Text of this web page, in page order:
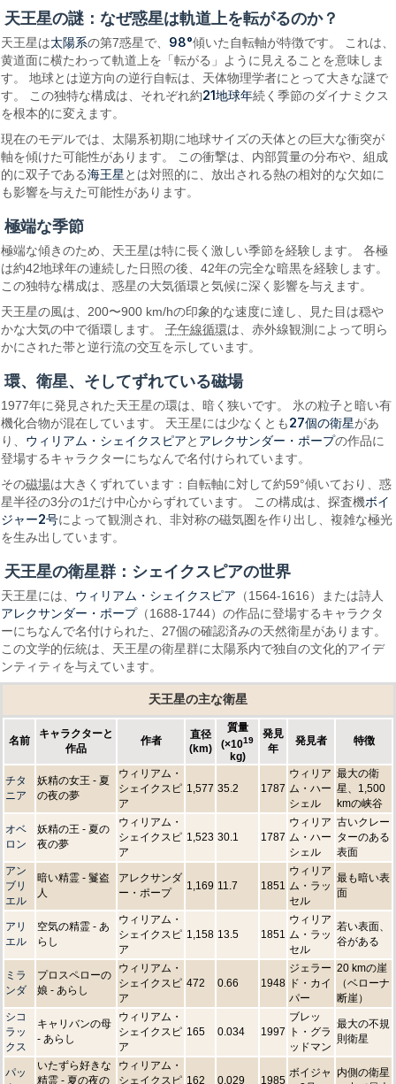
天王星の謎：なぜ惑星は軌道上を転がるのか？
天王星は太陽系の第7惑星で、 98°傾いた自転軸が特徴です。 これは、
黄道面に横たわって軌道上を「転がる」ように見えることを意味しま
す。 地球とは逆方向の逆行自転は、天体物理学者にとって大きな謎で
す。 この独特な構成は、それぞれ約21地球年続く季節のダイナミクス
を根本的に変えます。
現在のモデルでは、太陽系初期に地球サイズの天体との巨大な衝突が
軸を傾けた可能性があります。 この衝撃は、内部質量の分布や、組成
的に双子である海王星とは対照的に、放出される熱の相対的な欠如に
も影響を与えた可能性があります。
極端な季節
極端な傾きのため、天王星は特に長く激しい季節を経験します。 各極
は約42地球年の連続した日照の後、42年の完全な暗黒を経験します。
この独特な構成は、惑星の大気循環と気候に深く影響を与えます。
天王星の風は、200〜900 km/hの印象的な速度に達し、見た目は穏や
かな大気の中で循環します。子午線循環は、赤外線観測によって明ら
かにされた帯と逆行流の交互を示しています。
環、衛星、そしてずれている磁場
1977年に発見された天王星の環は、暗く狭いです。 氷の粒子と暗い有
機化合物が混在しています。 天王星には少なくとも27個の衛星があ
り、 ウィリアム・シェイクスピアと アレクサンダー・ポープの作品に
登場するキャラクターにちなんで名付けられています。
その磁場は大きくずれています：自転軸に対して約59°傾いており、惑
星半径の3分の1だけ中心からずれています。 この構成は、探査機ボイ
ジャー2号によって観測され、非対称の磁気圏を作り出し、複雑な極光
を生み出しています。
天王星の衛星群：シェイクスピアの世界
天王星には、 ウィリアム・シェイクスピア （1564-1616）または詩人
アレクサンダー・ポープ（1688-1744）の作品に登場するキャラクタ
ーにちなんで名付けられた、27個の確認済みの天然衛星があります。
この文学的伝統は、天王星の衛星群に太陽系内で独自の文化的アイデ
ンティティを与えています。
天王星の主な衛星
名前
キャラクターと
作品
作者
直径
(km)
質量
(×1019
kg)
発見
年
発見者 特徴
チタ
ニア
妖精の女王 - 夏
の夜の夢
ウィリアム・
シェイクスピ
ア
1,577 35.2 1787
ウィリア
ム・ハー
シェル
最大の衛
星、1,500
kmの峡谷
オベ
ロン
妖精の王 - 夏の
夜の夢
ウィリアム・
シェイクスピ
ア
1,523 30.1 1787
ウィリア
ム・ハー
シェル
古いクレー
ターのある
表面
アン
ブリ
エル
暗い精霊 - 鬘盗
人
アレクサンダ
ー・ポープ
1,169 11.7 1851
ウィリア
ム・ラッ
セル
最も暗い表
面
アリ
エル
空気の精霊 - あ
らし
ウィリアム・
シェイクスピ
ア
1,158 13.5 1851
ウィリア
ム・ラッ
セル
若い表面、
谷がある
ミラ
ンダ
プロスペローの
娘 - あらし
ウィリアム・
シェイクスピ
ア
472 0.66 1948
ジェラー
ド・カイ
パー
20 kmの崖
（ベローナ
断崖）
シコ
ラッ
クス
キャリバンの母
- あらし
ウィリアム・
シェイクスピ
ア
165 0.034 1997
ブレッ
ト・グラ
ッドマン
最大の不規
則衛星
パッ
いたずら好きな
精霊 - 夏の夜の
ウィリアム・
シェイクスピ 162 0.029 1985
ボイジャ
内側の衛星